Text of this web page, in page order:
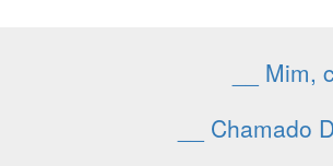
__
__ Chamado